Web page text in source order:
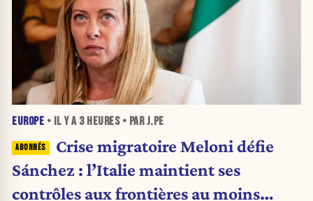
EUROPE • IL Y A 3 HEURES• PAR J.PE
Crise migratoire Meloni défie
Sánchez : l’Italie maintient ses
contrôles aux frontières au moins